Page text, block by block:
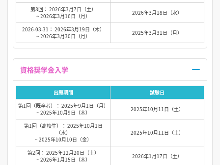
第8回： 2026年3月7日（土）
~ 2026年3月16日（月）
2026年3月18日（水）
2026-03-31： 2026年3月19日（木）
~ 2026年3月30日（月）
2025年3月31日（月）
出願期間
試験日
第1回（既卒者）： 2025年9月1日（月）
~ 2025年10月9日（木）
2025年10月11日（土）
第1回（高校生）： 2025年10月1日
（水）
~ 2025年10月10日（金）
2025年10月11日（土）
第2回： 2025年12月20日（土）
~ 2026年1月15日（木）
2026年1月17日（土）